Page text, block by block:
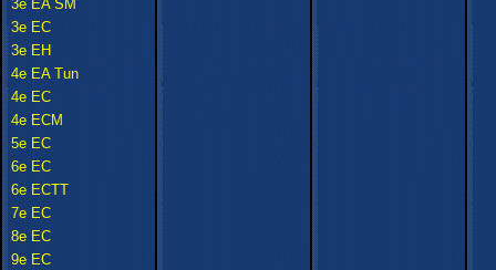
3e EA SM
3e EC
3e EH
4e EA Tun
4e EC
4e ECM
5e EC
6e EC
6e ECTT
7e EC
8e EC
9e EC